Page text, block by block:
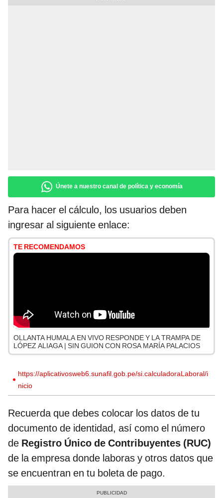
Únete a nuestro canal de política y economía
Para hacer el cálculo, los usuarios deben
ingresar al siguiente enlace:
TE RECOMENDAMOS
OLLANTA HUMALA EN VIVO RESPONDE Y LA TRAMPA DE
LÓPEZ ALIAGA | SIN GUION CON ROSA MARÍA PALACIOS
https://aplicativosweb6.sunafil.gob.pe/si.calculadoraLaboral/i
nicio
Recuerda que debes colocar los datos de tu
documento de identidad, así como el número
de Registro Único de Contribuyentes (RUC)
de la empresa donde laboras y otros datos que
se encuentran en tu boleta de pago.